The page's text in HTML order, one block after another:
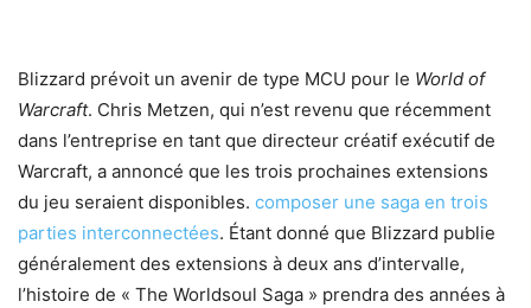
Blizzard prévoit un avenir de type MCU pour le World of
Warcraft. Chris Metzen, qui n’est revenu que récemment
dans l’entreprise en tant que directeur créatif exécutif de
Warcraft, a annoncé que les trois prochaines extensions
du jeu seraient disponibles. composer une saga en trois
parties interconnectées. Étant donné que Blizzard publie
généralement des extensions à deux ans d’intervalle,
l’histoire de « The Worldsoul Saga » prendra des années à